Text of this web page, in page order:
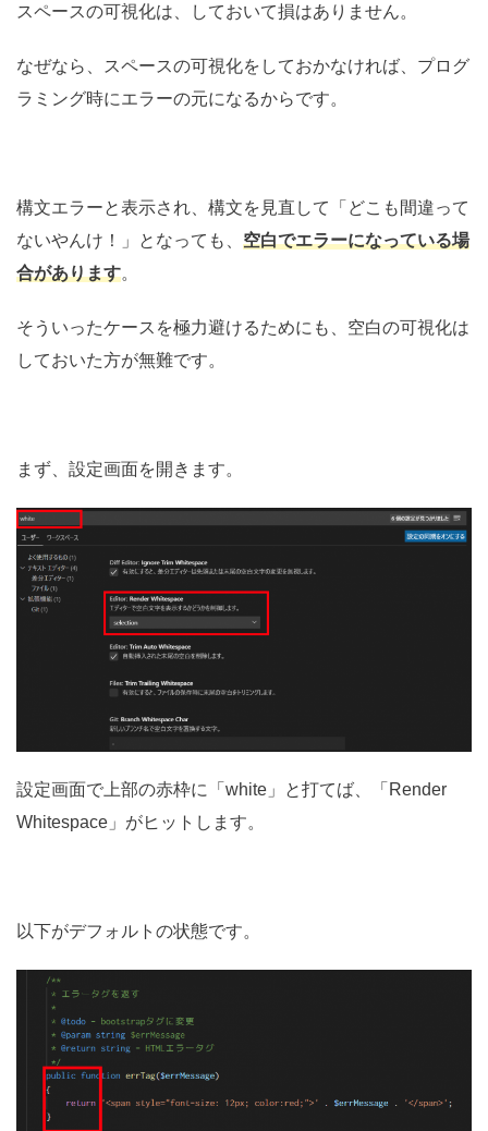
スペースの可視化は、しておいて損はありません。
なぜなら、スペースの可視化をしておかなければ、プログ
ラミング時にエラーの元になるからです。
構文エラーと表示され、構文を見直して「どこも間違って
ないやんけ！」となっても、 空白でエラーになっている場
合があります。
そういったケースを極力避けるためにも、空白の可視化は
しておいた方が無難です。
まず、設定画面を開きます。
設定画面で上部の赤枠に「white」と打てば、「Render
Whitespace」がヒットします。
以下がデフォルトの状態です。